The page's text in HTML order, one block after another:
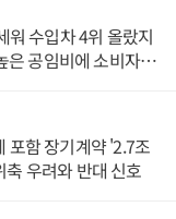
워 수입차 4위 올랐지
은 공임비에 소비자
포함 장기계약 '2.7조
우려와 반대 신호